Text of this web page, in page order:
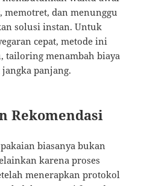
dan menunggu
solusi instan. Untuk
cepat, metode ini
tailoring menambah biaya
panjang.
Rekomendasi
biasanya bukan
karena proses
menerapkan protokol